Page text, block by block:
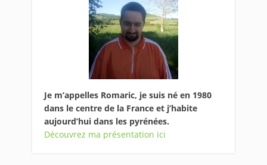
Je m’appelles Romaric, je suis né en 1980
dans le centre de la France et j’habite
aujourd’hui dans les pyrénées.
Découvrez ma présentation ici